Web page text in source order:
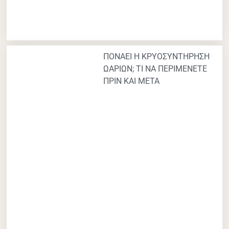
ΠΟΝΑΕΙ Η ΚΡΥΟΣΥΝΤΗΡΗΣΗ
ΩΑΡΙΩΝ; ΤΙ ΝΑ ΠΕΡΙΜΕΝΕΤΕ
ΠΡΙΝ ΚΑΙ ΜΕΤΑ